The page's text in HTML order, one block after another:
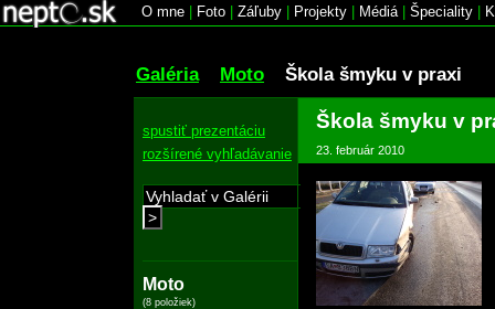
O mne Foto Záľuby Projekty Médiá| Špeciality
Galéria Moto Škola šmyku v praxi
spustiť prezentáciu
rozšírené vyhľadávanie
>
Moto
(8 položiek)
Škola šmyku v
23. február 2010